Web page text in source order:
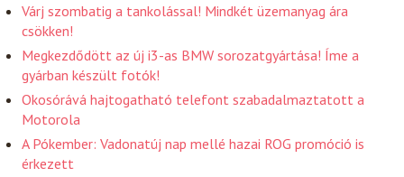
Várj szombatig a tankolással! Mindkét üzemanyag ára
csökken!
Megkezdődött az új i3-as BMW sorozatgyártása! Íme a
gyárban készült fotók!
Okosórává hajtogatható telefont szabadalmaztatott a
Motorola
A Pókember: Vadonatúj nap mellé hazai ROG promóció is
érkezett